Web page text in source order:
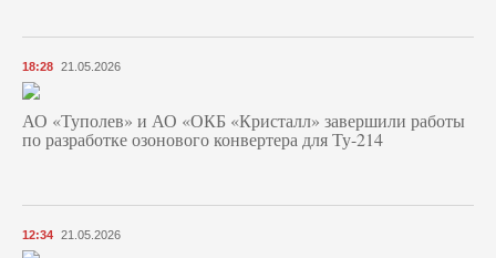
18:28 21.05.2026
АО «Туполев» и АО «ОКБ «Кристалл» завершили работы
по разработке озонового конвертера для Ту-214
12:34 21.05.2026